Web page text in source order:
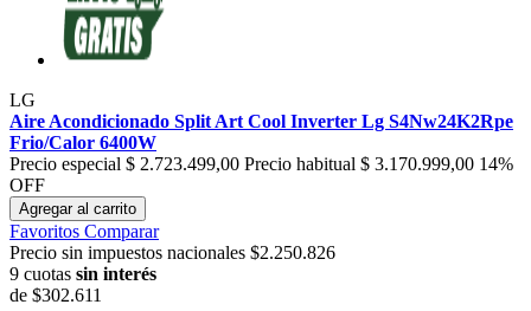
LG
Aire Acondicionado Split Art Cool Inverter Lg S4Nw24K2Rpe
Frio/Calor 6400W
Precio especial $ 2.723.499,00 Precio habitual $ 3.170.999,00 14%
OFF
Agregar al carrito
Favoritos Comparar
Precio sin impuestos nacionales $2.250.826
9 cuotas sin interés
de $302.611